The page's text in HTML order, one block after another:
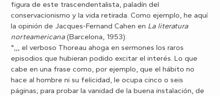
figura de este trascendentalista, paladín del
conservacionismo y la vida retirada. Como ejemplo, he aquí
la opinión de Jacques-Fernand Cahen en La literatura
norteamericana(Barcelona, 1953):
",,, el verboso Thoreau ahoga en sermones los raros
episodios que hubieran podido excitar el interés. Lo que
cabe en una frase como, por ejemplo, que el hábito no
hace al hombre ni su felicidad, le ocupa cinco o seis
páginas; para probar la vanidad de la buena instalación, de